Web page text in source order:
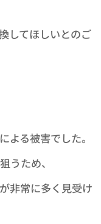
してほしいとのご
よる被害でした。
うため、
非常に多く見受け